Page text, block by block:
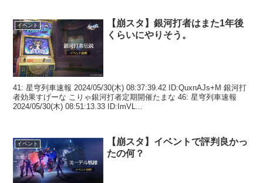
イベント
【崩スタ】銀河打者はまた1年後
くらいにやりそう。
41: 星穹列車速報 2024/05/30(木) 08:37:39.42 ID:QuxnAJs+M 銀河打
者効果すげーな こりゃ銀河打者定期開催たまな 46: 星穹列車速報
2024/05/30(木) 08:51:13.33 ID:ImVL...
イベント
【崩スタ】イベントで評判良かっ
たの何？